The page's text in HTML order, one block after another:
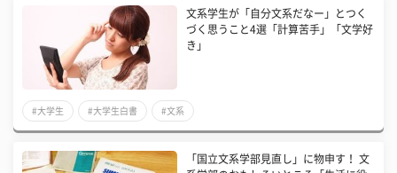
文系学生が「自分文系だなー」とつく
づく思うこと4選「計算苦手」「文学好
き」
#大学生 #大学生白書 #文系
​「国立文系学部見直し」に物申す！ 文